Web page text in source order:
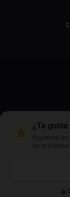
¿Te